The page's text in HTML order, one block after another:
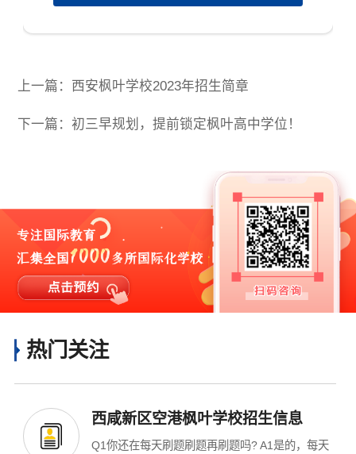
上一篇：西安枫叶学校2023年招生简章
下一篇：初三早规划，提前锁定枫叶高中学位！
热门关注
西咸新区空港枫叶学校招生信息
Q1你还在每天刷题刷题再刷题吗? A1是的，每天